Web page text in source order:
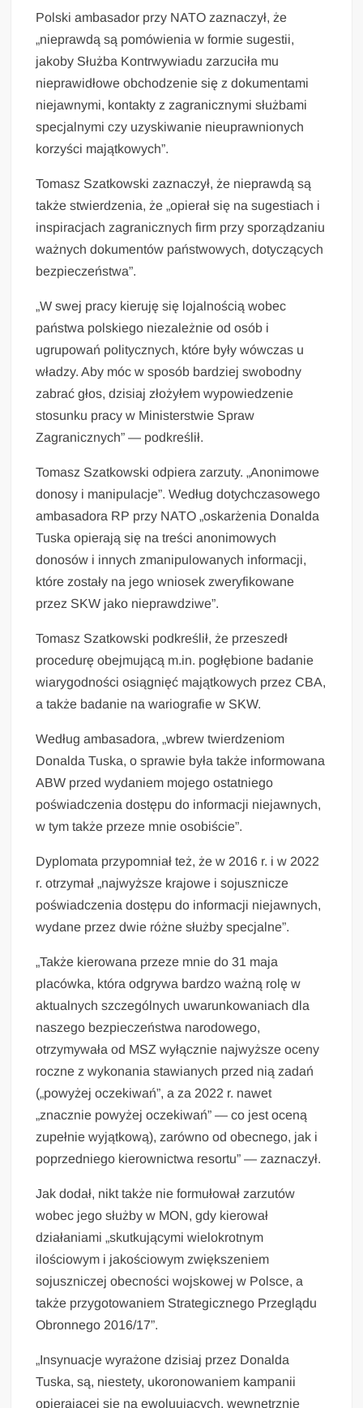
Polski ambasador przy NATO zaznaczył, że
„nieprawdą są pomówienia w formie sugestii,
jakoby Służba Kontrwywiadu zarzuciła mu
nieprawidłowe obchodzenie się z dokumentami
niejawnymi, kontakty z zagranicznymi służbami
specjalnymi czy uzyskiwanie nieuprawnionych
korzyści majątkowych”.
Tomasz Szatkowski zaznaczył, że nieprawdą są
także stwierdzenia, że „opierał się na sugestiach i
inspiracjach zagranicznych firm przy sporządzaniu
ważnych dokumentów państwowych, dotyczących
bezpieczeństwa”.
„W swej pracy kieruję się lojalnością wobec
państwa polskiego niezależnie od osób i
ugrupowań politycznych, które były wówczas u
władzy. Aby móc w sposób bardziej swobodny
zabrać głos, dzisiaj złożyłem wypowiedzenie
stosunku pracy w Ministerstwie Spraw
Zagranicznych” — podkreślił.
Tomasz Szatkowski odpiera zarzuty. „Anonimowe
donosy i manipulacje”. Według dotychczasowego
ambasadora RP przy NATO „oskarżenia Donalda
Tuska opierają się na treści anonimowych
donosów i innych zmanipulowanych informacji,
które zostały na jego wniosek zweryfikowane
przez SKW jako nieprawdziwe”.
Tomasz Szatkowski podkreślił, że przeszedł
procedurę obejmującą m.in. pogłębione badanie
wiarygodności osiągnięć majątkowych przez CBA,
a także badanie na wariografie w SKW.
Według ambasadora, „wbrew twierdzeniom
Donalda Tuska, o sprawie była także informowana
ABW przed wydaniem mojego ostatniego
poświadczenia dostępu do informacji niejawnych,
w tym także przeze mnie osobiście”.
Dyplomata przypomniał też, że w 2016 r. i w 2022
r. otrzymał „najwyższe krajowe i sojusznicze
poświadczenia dostępu do informacji niejawnych,
wydane przez dwie różne służby specjalne”.
„Także kierowana przeze mnie do 31 maja
placówka, która odgrywa bardzo ważną rolę w
aktualnych szczególnych uwarunkowaniach dla
naszego bezpieczeństwa narodowego,
otrzymywała od MSZ wyłącznie najwyższe oceny
roczne z wykonania stawianych przed nią zadań
(„powyżej oczekiwań”, a za 2022 r. nawet
„znacznie powyżej oczekiwań” — co jest oceną
zupełnie wyjątkową), zarówno od obecnego, jak i
poprzedniego kierownictwa resortu” — zaznaczył.
Jak dodał, nikt także nie formułował zarzutów
wobec jego służby w MON, gdy kierował
działaniami „skutkującymi wielokrotnym
ilościowym i jakościowym zwiększeniem
sojuszniczej obecności wojskowej w Polsce, a
także przygotowaniem Strategicznego Przeglądu
Obronnego 2016/17”.
„Insynuacje wyrażone dzisiaj przez Donalda
Tuska, są, niestety, ukoronowaniem kampanii
opierającej się na ewoluujących, wewnętrznie